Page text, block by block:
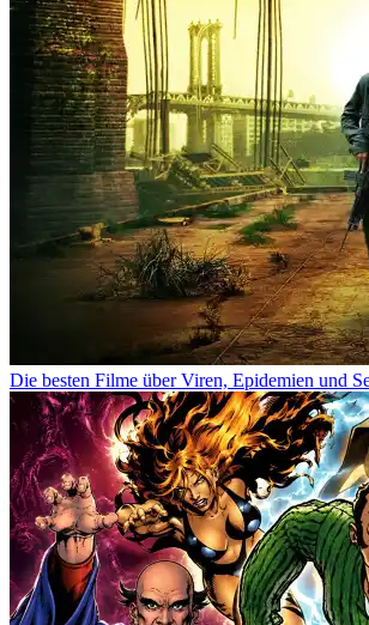
Die besten Filme über Viren, Epidemien und